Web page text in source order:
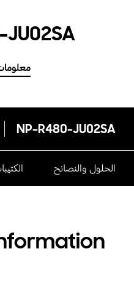
NP-R480-JU02SA
الحلول والنصائح